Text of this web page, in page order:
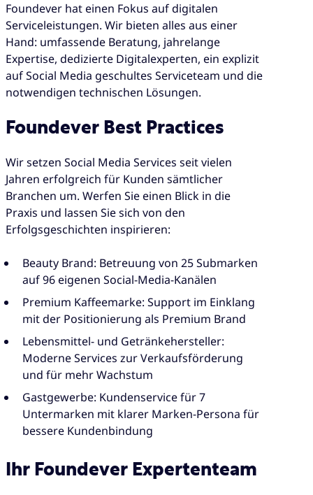
Foundever hat einen Fokus auf digitalen
Serviceleistungen. Wir bieten alles aus einer
Hand: umfassende Beratung, jahrelange
Expertise, dedizierte Digitalexperten, ein explizit
auf Social Media geschultes Serviceteam und die
notwendigen technischen Lösungen.
Foundever Best Practices
Wir setzen Social Media Services seit vielen
Jahren erfolgreich für Kunden sämtlicher
Branchen um. Werfen Sie einen Blick in die
Praxis und lassen Sie sich von den
Erfolgsgeschichten inspirieren:
Beauty Brand: Betreuung von 25 Submarken
auf 96 eigenen Social-Media-Kanälen
Premium Kaffeemarke: Support im Einklang
mit der Positionierung als Premium Brand
Lebensmittel- und Getränkehersteller:
Moderne Services zur Verkaufsförderung
und für mehr Wachstum
Gastgewerbe: Kundenservice für 7
Untermarken mit klarer Marken-Persona für
bessere Kundenbindung
Ihr Foundever Expertenteam